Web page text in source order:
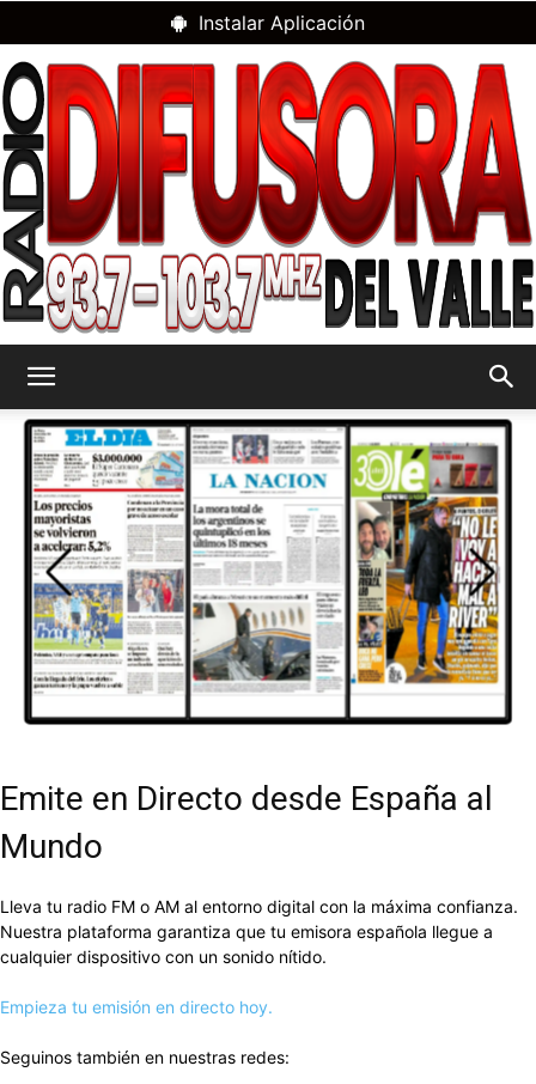
Instalar Aplicación
DIFUSORA
DEL
VALLE
Emite en Directo desde España al
Mundo
Lleva tu radio FM o AM al entorno digital con la máxima confianza.
Nuestra plataforma garantiza que tu emisora española llegue a
cualquier dispositivo con un sonido nítido.
Empieza tu emisión en directo hoy.
Seguinos también en nuestras redes: